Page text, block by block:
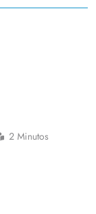
2 Minutos